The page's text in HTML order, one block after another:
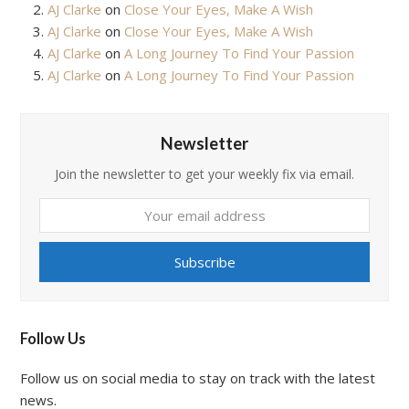
AJ Clarke on Close Your Eyes, Make A Wish
AJ Clarke on Close Your Eyes, Make A Wish
AJ Clarke onA Long Journey To Find Your Passion
AJ Clarke onA Long Journey To Find Your Passion
Newsletter
Join the newsletter to get your weekly fix via email.
email
Subscribe
Follow Us
Follow us on social media to stay on track with the latest
news.